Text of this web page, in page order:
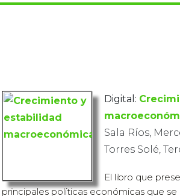
Digital:
Sala Ríos,
Torres Solé,
El libro que
principales políticas económicas que